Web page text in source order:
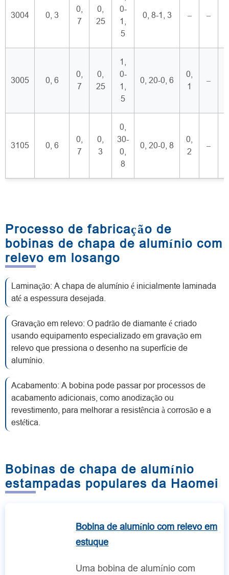
3004 0, 3
0,
7
0,
25
0-
1,
5
0, 8-1, 3 – –
3005 0, 6
0,
7
0,
25
1,
0-
1,
5
0, 20-0, 6
0,
1
–
3105 0, 6
0,
7
0,
3
0,
30-
0,
8
0, 20-0, 8
0,
2
–
Processo de fabricação de
bobinas de chapa de alumínio com
relevo em losango
Laminação: A chapa de alumínio é inicialmente laminada
até a espessura desejada.
Gravação em relevo: O padrão de diamante é criado
usando equipamento especializado em gravação em
relevo que pressiona o desenho na superfície de
alumínio.
Acabamento: A bobina pode passar por processos de
acabamento adicionais, como anodização ou
revestimento, para melhorar a resistência à corrosão e a
estética.
Bobinas de chapa de alumínio
estampadas populares da Haomei
Bobina de alumínio com relevo em
estuque
Uma bobina de alumínio com